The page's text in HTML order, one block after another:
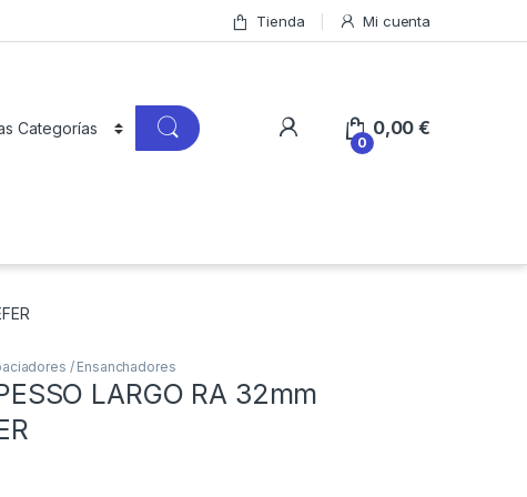
Tienda Mi cuenta
0
0,00€
/ Ensanchadores
LARGO RA 32mm